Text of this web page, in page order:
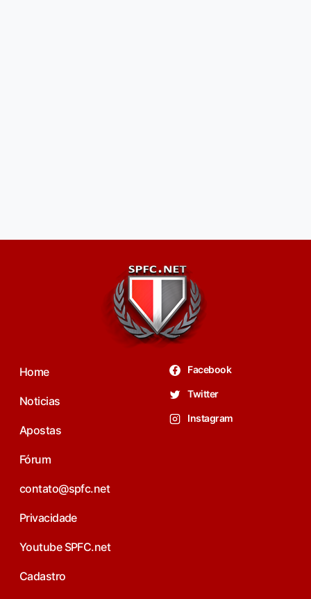
Home
Noticias
Apostas
Fórum
contato@spfc.net
Privacidade
Youtube SPFC.net
Cadastro
Facebook
Twitter
Instagram